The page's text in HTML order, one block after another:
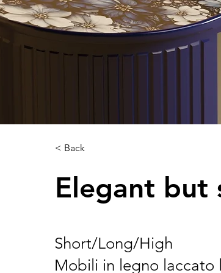
< Back
Elegant but
Short/Long/High
Mobili in legno laccato